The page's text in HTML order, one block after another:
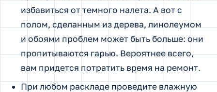
избавиться от темного налета. А вот с
полом, сделанным из дерева, линолеумом
и обоями проблем может быть больше: они
пропитываются гарью. Вероятнее всего,
вам придется потратить время на ремонт.
При любом раскладе проведите влажную